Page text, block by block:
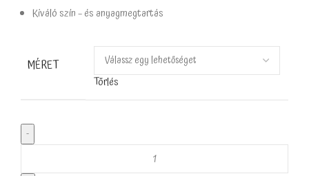
Kiváló szín – és anyagmegtartás
MÉRET
Törlés